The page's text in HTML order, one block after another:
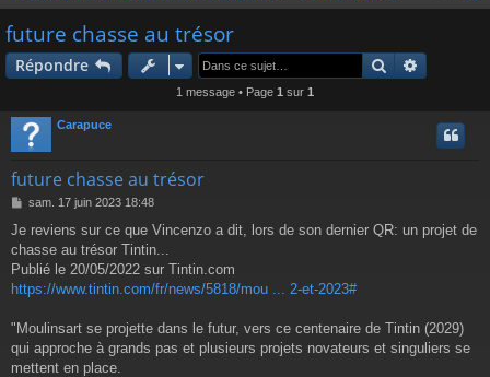
ra
pi s
future chasse au trésor
Répondre Rechercher
1 message • Page 1 sur 1
Carapuce
future chasse au trésor
M
s
s
a
g
e
sam. 17 juin 2023 18:48
Je reviens sur ce que Vincenzo a dit, lors de son dernier QR: un projet de
chasse au trésor Tintin...
Publié le 20/05/2022 sur Tintin.com
https://www.tintin.com/fr/news/5818/mou ... 2-et-2023#
"Moulinsart se projette dans le futur, vers ce centenaire de Tintin (2029)
qui approche à grands pas et plusieurs projets novateurs et singuliers se
mettent en place.